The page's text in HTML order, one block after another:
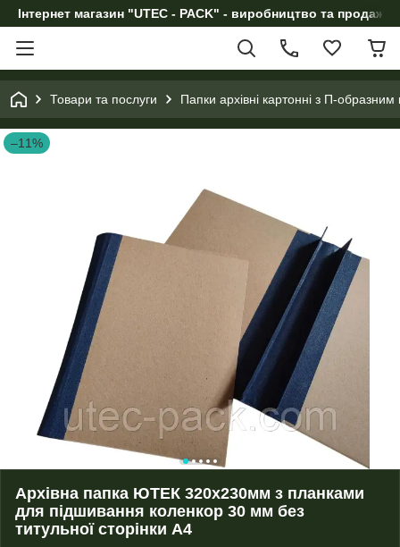
Інтернет магазин "UTEC - PACK" - виробництво та продаж
Товари та послуги Папки архівні картонні з П-
–11%
Архівна папка ЮТЕК 320х230мм з планками
для підшивання коленкор 30 мм без
титульної сторінки А4